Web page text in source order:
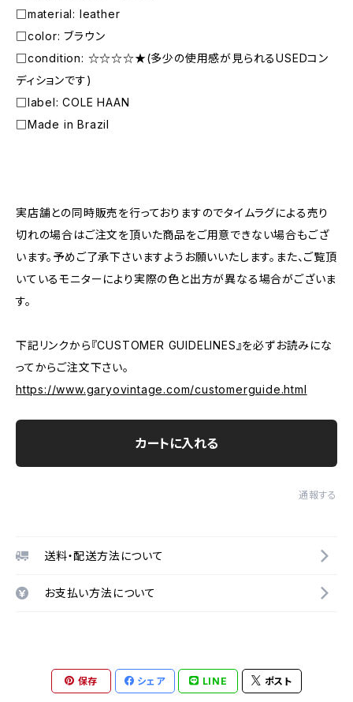
□material: leather
□color: ブラウン
□condition: ☆☆☆☆★(多少の使用感が見られるUSEDコン
ディションです)
□label: COLE HAAN
□Made in Brazil
実店舗との同時販売を行っておりますのでタイムラグによる売り
切れの場合はご注文を頂いた商品をご用意できない場合もござ
います。予めご了承下さいますようお願いいたします。また、ご覧頂
いているモニターにより実際の色と出方が異なる場合がございま
す。
下記リンクから『CUSTOMER GUIDELINES』を必ずお読みにな
ってからご注文下さい。
https://www.garyovintage.com/customerguide.html
カートに入れる
通報する
送料・配送方法について
お支払い方法について
保存 シェア LINE ポスト